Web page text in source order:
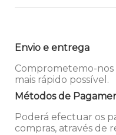
Envio e entrega
Comprometemo-
mais rápido possível.
Métodos de
Poderá efectuar os
compras, através de